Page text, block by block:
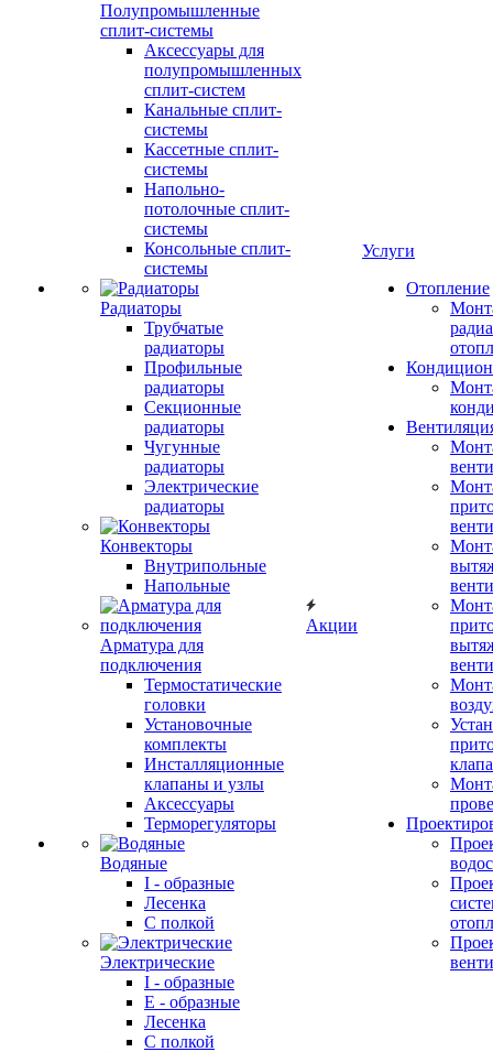
Полупромышленные
сплит-системы
Аксессуары для
полупромышленных
сплит-систем
Канальные сплит-
системы
Кассетные сплит-
системы
Напольно-
потолочные сплит-
системы
Консольные сплит-
системы
Радиаторы
Трубчатые
радиаторы
Профильные
радиаторы
Секционные
радиаторы
Чугунные
радиаторы
Электрические
радиаторы
Конвекторы
Внутрипольные
Напольные
Арматура для
подключения
Термостатические
головки
Установочные
комплекты
Инсталляционные
клапаны и узлы
Аксессуары
Терморегуляторы
Водяные
I - образные
Лесенка
С полкой
Электрические
I - образные
E - образные
Лесенка
С полкой
Акции
Услуги
Отопление